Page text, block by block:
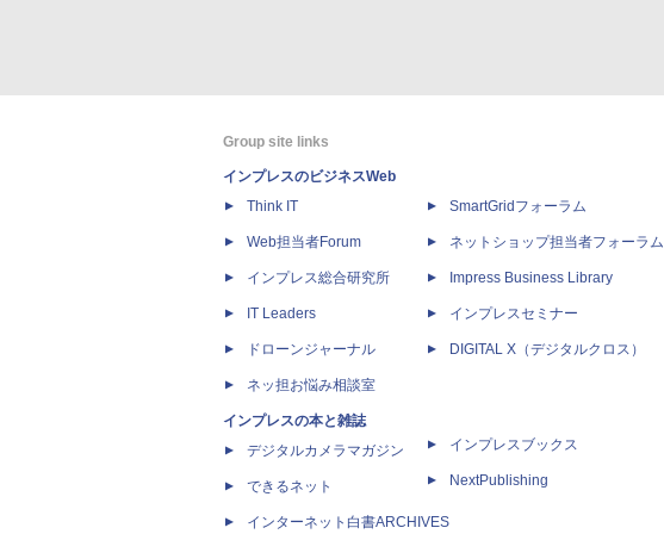
Group site links
インプレスのビジネスWeb
Think IT
Web担当者Forum
インプレス総合研究所
IT Leaders
ドローンジャーナル
ネッ担お悩み相談室
インプレスの本と雑誌
デジタルカメラマガジン
できるネット
インターネット白書ARCHIVES
SmartGridフォーラム
ネットショップ担当者フォーラム
Impress Business Library
インプレスセミナー
DIGITAL X（デジタルクロス）
インプレスブックス
NextPublishing